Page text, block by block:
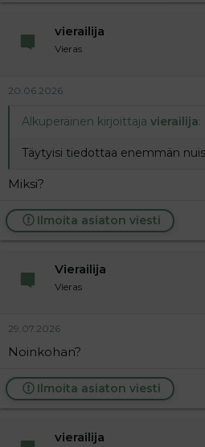
vierailija
Vieras
20.06.2026
Alkuperäinen kirjoittaja vierailija:
Täytyisi tiedottaa enemmän
Miksi?
Ilmoita asiaton viesti
Vierailija
Vieras
29.07.2026
Noinkohan?
Ilmoita asiaton viesti
vierailija